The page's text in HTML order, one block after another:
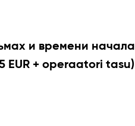
и времени начала
EUR + operaatori tasu)